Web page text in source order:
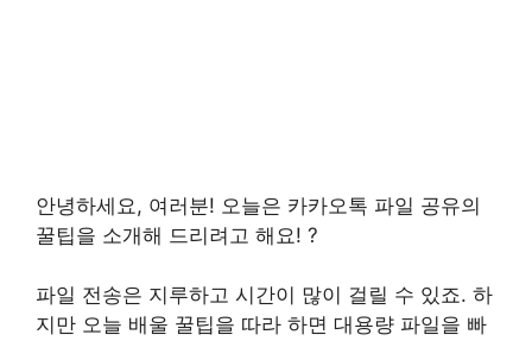
안녕하세요, 여러분! 오늘은 카카오톡 파일 공유의
꿀팁을 소개해 드리려고 해요! ?
파일 전송은 지루하고 시간이 많이 걸릴 수 있죠. 하
지만 오늘 배울 꿀팁을 따라 하면 대용량 파일을 빠